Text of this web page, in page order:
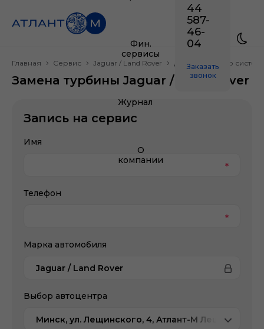
Фин.
сервисы
Журнал
О
компании
44
587-
46-
04
Заказать
звонок
Главная Сервис Jaguar / Land Rover Двигатель и его
Замена турбины Jaguar / Land Rover
Запись на сервис
Имя
Телефон
Марка автомобиля
Jaguar / Land Rover
Выбор автоцентра
Минск, ул. Лещинского, 4, Атлант-М Лещинского